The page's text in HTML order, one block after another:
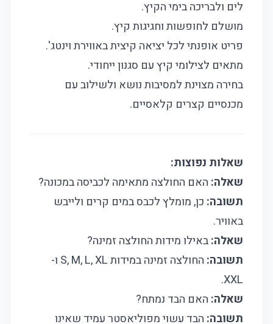
לים ולבריכה בימי הקיץ.
מושלם לחופשות וחגיגות קיץ.
פריט אופנתי לכל יציאה קיצית באווירת וינטג'.
מתאים לצילומי קיץ עם סגנון ייחודי.
בחירה מצוינת למסיבות נושא ולשילוב עם
מכנסיים קצרים קלאסיים.
שאלות נפוצות:
שאלה: האם החולצה מתאימה לכביסה במכונה?
תשובה: כן, מומלץ לכבס במים קרים ולייבש
באוויר.
שאלה:באילו מידות החולצה זמינה?
תשובה:
החולצה זמינה במידות S, M, L, XL ו-
XXL.
שאלה: האם הבד נמתח?
תשובה: הבד עשוי מפוליאסטר עמיד שאינו